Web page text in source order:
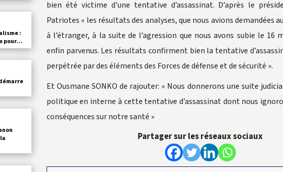
bien été victime d’une tentative d’assassinat. D’après le
Patriotes « les résultats des analyses, que nous avions demandées
à l’étranger, à la suite de l’agression que nous avons subie le 16
enfin parvenus. Les résultats confirment bien la tentative
perpétrée par des éléments des Forces de défense et de sécurité ».
Et Ousmane SONKO de rajouter: « Nous donnerons une suite
politique en interne à cette tentative d’assassinat dont nous
conséquences sur notre santé »
Partager sur les réseaux sociaux
:
pour…